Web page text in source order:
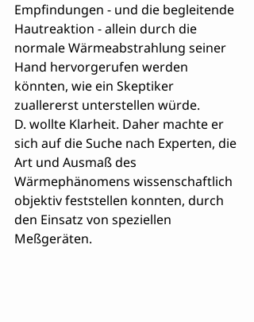
Empfindungen - und die begleitende
Hautreaktion - allein durch die
normale Wärmeabstrahlung seiner
Hand hervorgerufen werden
könnten, wie ein Skeptiker
zuallererst unterstellen würde.
D. wollte Klarheit. Daher machte er
sich auf die Suche nach Experten, die
Art und Ausmaß des
Wärmephänomens wissenschaftlich
objektiv feststellen konnten, durch
den Einsatz von speziellen
Meßgeräten.